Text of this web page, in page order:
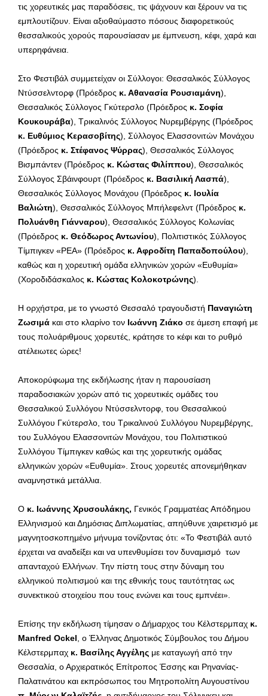
τις χορευτικές μας παραδόσεις, τις ψάχνουν και ξέρουν να τις
εμπλουτίζουν. Είναι αξιοθαύμαστο πόσους διαφορετικούς
θεσσαλικούς χορούς παρουσίασαν με έμπνευση, κέφι, χαρά και
υπερηφάνεια.
Στο Φεστιβάλ συμμετείχαν οι Σύλλογοι: Θεσσαλικός Σύλλογος
Ντύσσελντορφ (Πρόεδρος κ. Αθανασία Ρουσιαμάνη),
Θεσσαλικός Σύλλογος Γκύτερσλο (Πρόεδρος κ. Σοφία
Κουκουράβα), Τρικαλινός Σύλλογος Νυρεμβέργης (Πρόεδρος
κ. Ευθύμιος Κερασοβίτης), Σύλλογος Ελασσονιτών Μονάχου
(Πρόεδρος κ. Στέφανος Ψύρρας), Θεσσαλικός Σύλλογος
Βισμπάντεν (Πρόεδρος κ. Κώστας Φιλίππου), Θεσσαλικός
Σύλλογος Σβάινφουρτ (Πρόεδρος κ. Βασιλική Λασπά),
Θεσσαλικός Σύλλογος Μονάχου (Πρόεδρος κ. Ιουλία
Βαλιώτη), Θεσσαλικός Σύλλογος Μπήλεφελντ (Πρόεδρος κ.
Πολυάνθη Γιάνναρου), Θεσσαλικός Σύλλογος Κολωνίας
(Πρόεδρος κ. Θεόδωρος Αντωνίου), Πολιτιστικός Σύλλογος
Τίμπιγκεν «ΡΕΑ» (Πρόεδρος κ. Αφροδίτη Παπαδοπούλου),
καθώς και η χορευτική ομάδα ελληνικών χορών «Ευθυμία»
(Χοροδιδάσκαλος κ. Κώστας Κολοκοτρώνης).
Η ορχήστρα, με το γνωστό Θεσσαλό τραγουδιστή Παναγιώτη
Ζωσιμά και στο κλαρίνο τον Ιωάννη Ζιάκo σε άμεση επαφή με
τους πολυάριθμους χορευτές, κράτησε το κέφι και το ρυθμό
ατέλειωτες ώρες!
Αποκορύφωμα της εκδήλωσης ήταν η παρουσίαση
παραδοσιακών χορών από τις χορευτικές ομάδες του
Θεσσαλικού Συλλόγου Ντύσσελντορφ, του Θεσσαλικού
Συλλόγου Γκύτερσλο, του Τρικαλινού Συλλόγου Νυρεμβέργης,
του Συλλόγου Ελασσονιτών Μονάχου, του Πολιτιστικού
Συλλόγου Τίμπιγκεν καθώς και της χορευτικής ομάδας
ελληνικών χορών «Ευθυμία». Στους χορευτές απονεμήθηκαν
αναμνηστικά μετάλλια.
Ο κ. Ιωάννης Χρυσουλάκης, Γενικός Γραμματέας Απόδημου
Ελληνισμού και Δημόσιας Διπλωματίας, απηύθυνε χαιρετισμό με
μαγνητοσκοπημένο μήνυμα τονίζοντας ότι: «Το Φεστιβάλ αυτό
έρχεται να αναδείξει και να υπενθυμίσει τον δυναμισμό των
απανταχού Ελλήνων. Την πίστη τους στην δύναμη του
ελληνικού πολιτισμού και της εθνικής τους ταυτότητας ως
συνεκτικού στοιχείου που τους ενώνει και τους εμπνέει».
Επίσης την εκδήλωση τίμησαν ο Δήμαρχος του Κέλστερμπαχ κ.
Manfred Ockel , ο Έλληνας Δημοτικός Σύμβουλος του Δήμου
Κέλστερμπαχ κ. Βασίλης Αγγέλης με καταγωγή από την
Θεσσαλία, ο Αρχιερατικός Επίτροπος Έσσης και Ρηνανίας-
Παλατινάτου και εκπρόσωπος του Μητροπολίτη Αυγουστίνου